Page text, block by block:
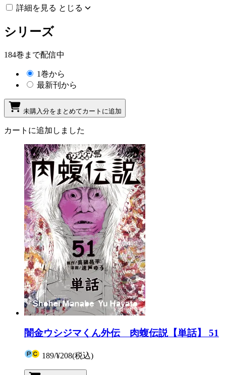
詳細を見る とじる
シリーズ
184巻まで配信中
1巻から
最新刊から
未購入分をまとめてカートに追加
カートに追加しました
闇金ウシジマくん外伝 肉蝮伝説【単話】 51
189/¥208(税込)